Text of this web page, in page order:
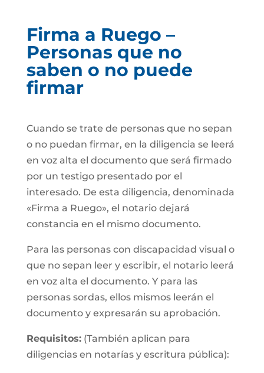
Firma a Ruego –
Personas que no
saben o no puede
firmar
Cuando se trate de personas que no sepan
o no puedan firmar, en la diligencia se leerá
en voz alta el documento que será firmado
por un testigo presentado por el
interesado. De esta diligencia, denominada
«Firma a Ruego», el notario dejará
constancia en el mismo documento.
Para las personas con discapacidad visual o
que no sepan leer y escribir, el notario leerá
en voz alta el documento. Y para las
personas sordas, ellos mismos leerán el
documento y expresarán su aprobación.
Requisitos:(También aplican para
diligencias en notarías y escritura pública):